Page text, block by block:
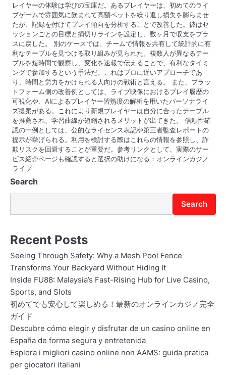
レイヤーの体験は学びの宝庫だ。あるプレイヤーは、初めてのライ
ブゲームで雰囲気に飲まれて高額ベットを繰り返し損失を膨らませ
たが、記録を付けてプレイ傾向を分析することで改善した。彼はセ
ッションごとの目標と損切りラインを設定し、数ヶ月で収支をプラ
スに戻した。 別のケースでは、チームで情報を共有して統計的に有
利なテーブルを見つける取り組みが見られた。複数人が異なるテー
ブルを短時間で観察し、変化を速報で伝えることで、有利なタイミ
ングで参加するという手法だ。これはプロに近いアプローチであ
り、時間と労力をかけられる人向けの戦術と言える。 また、プラッ
トフォーム側の改善例としては、ライブ映像におけるプレイ履歴の
可視化や、AIによるプレイヤー習熟度の解析を用いたパーソナライ
ズ提案がある。これにより新規プレイヤーは自分に合ったテーブル
を推薦され、学習曲線が短縮されるメリットが出てきた。 信頼性確
認の一例としては、公的なライセンス表記や第三者監査レポートの
提示が挙げられる。利用を検討する際はこれらの情報を参照し、詐
欺リスクを回避することが重要だ。参考リンクとして、実際のサー
ビス紹介ページも確認すると選択の助けになる：オンラインカジノ
ライブ
Search
Search
Recent Posts
Seeing Through Safety: Why a Mesh Pool Fence
Transforms Your Backyard Without Hiding It
Inside FU88: Malaysia’s Fast-Rising Hub for Live Casino,
Sports, and Slots
初めてでも安心して楽しめる！最新のオンラインカジノ完全
ガイド
Descubre cómo elegir y disfrutar de un casino online en
España de forma segura y entretenida
Esplora i migliori casino online non AAMS: guida pratica
per giocatori italiani